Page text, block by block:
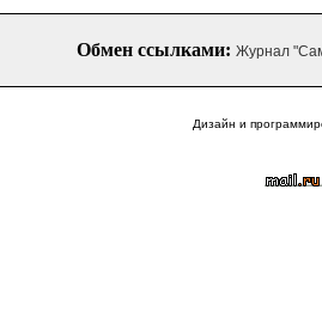
Обмен ссылками: Журнал
Дизайн и